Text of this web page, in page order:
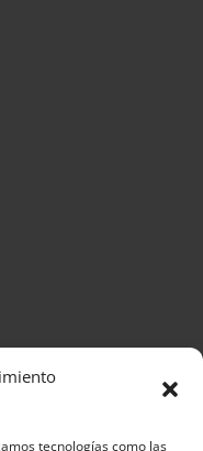
tecnologías como las